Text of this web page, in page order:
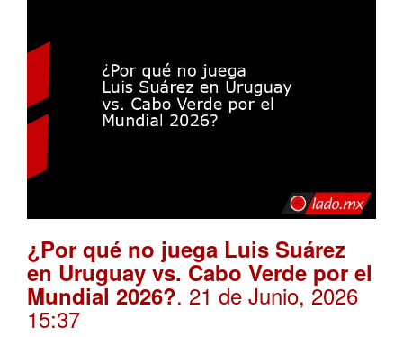
¿Por qué no juega Luis Suárez
en Uruguay vs. Cabo Verde por el
Mundial 2026?. 21 de Junio, 2026
15:37